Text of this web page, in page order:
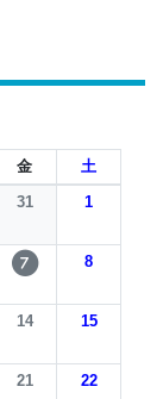
金
土
31 1
7 8
14 15
21 22